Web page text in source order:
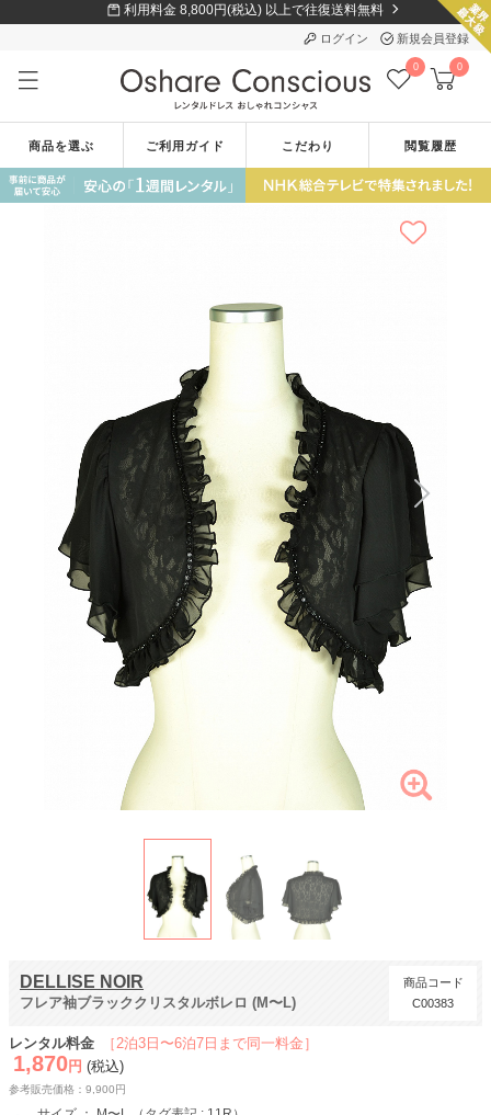
利用料金 8,800円(税込) 以上で往復送料無料
ログイン 新規会員登録
0 0
商品を選ぶ ご利用ガイド こだわり 閲覧履歴
DELLISE NOIR
フレア袖ブラッククリスタルボレロ (M〜L)
商品コード
C00383
［2泊3日〜6泊7日まで同一料金］
レンタル料金
1,870 円 (税込)
参考販売価格：9,900円